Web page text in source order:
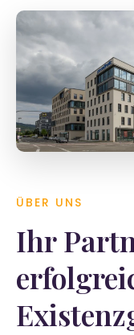
ÜBER UNS
Ihr